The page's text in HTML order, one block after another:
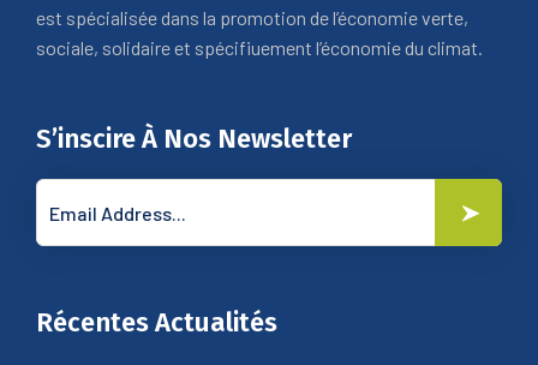
est spécialisée dans la promotion de l’économie verte,
sociale, solidaire et spécifiuement l’économie du climat.
S’inscire À Nos Newsletter
Récentes Actualités